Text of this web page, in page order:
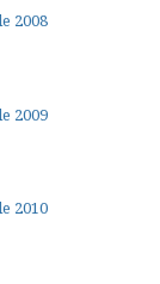
2008
2009
2010